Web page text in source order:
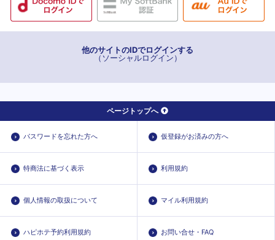
他のサイトのIDでログインする
（ソーシャルログイン）
ページトップへ
パスワードを忘れた方へ 仮登録がお済みの方へ
特商法に基づく表示 利用規約
個人情報の取扱について マイル利用規約
ハピホテ予約利用規約 お問い合せ・FAQ